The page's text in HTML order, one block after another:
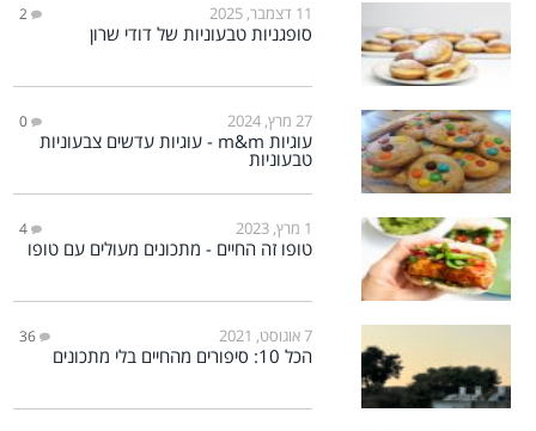
11 דצמבר, 2025 2
סופגניות טבעוניות של דודי שרון
27 מרץ, 2024 0
עוגיות m&m - עוגיות עדשים צבעוניות
טבעוניות
1 מרץ, 2023 4
טופו זה החיים - מתכונים מעולים עם טופו
7 אוגוסט, 2021 36
הכל 10: סיפורים מהחיים בלי מתכונים